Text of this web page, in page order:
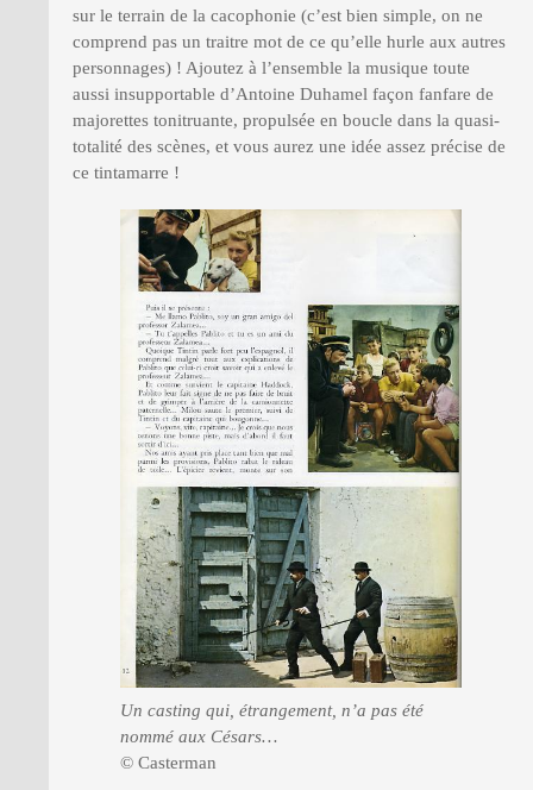
sur le terrain de la cacophonie (c’est bien simple, on ne
comprend pas un traitre mot de ce qu’elle hurle aux autres
personnages) ! Ajoutez à l’ensemble la musique toute
aussi insupportable d’Antoine Duhamel façon fanfare de
majorettes tonitruante, propulsée en boucle dans la quasi-
totalité des scènes, et vous aurez une idée assez précise de
ce tintamarre !
Un casting qui, étrangement, n’a pas été
nommé aux Césars…
© Casterman